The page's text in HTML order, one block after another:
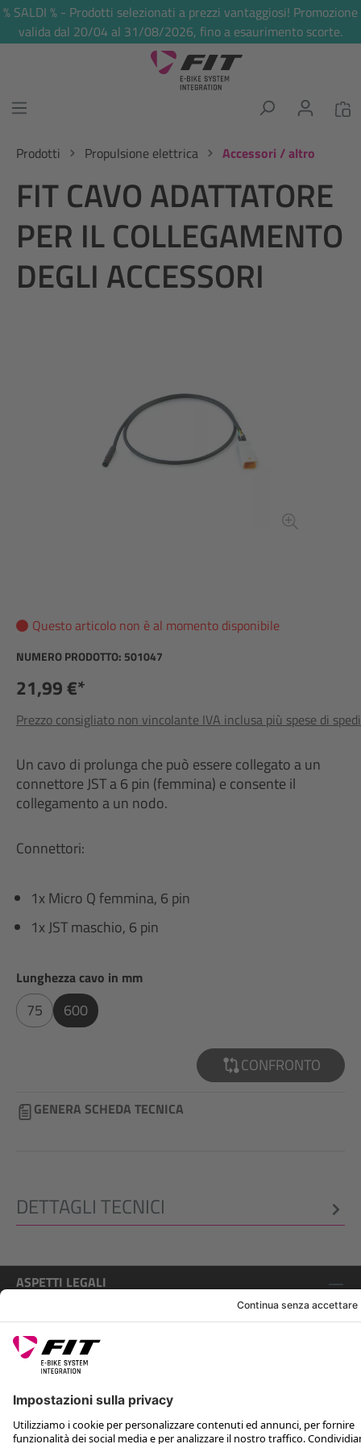
principale
% SALDI % - Prodotti selezionati a prezzi vantaggiosi! Promozione
valida dal 20/04 al 31/08/2026, fino a esaurimento scorte.
Prodotti Propulsione elettrica Accessori / altro
FIT CAVO ADATTATORE
PER IL COLLEGAMENTO
DEGLI ACCESSORI
Questo articolo non è al momento disponibile
NUMERO PRODOTTO: 501047
21,99 €*
Prezzo consigliato non vincolante IVA inclusa più spese di
Un cavo di prolunga che può essere collegato a un
connettore JST a 6 pin (femmina) e consente il
collegamento a un nodo.
Connettori:
1x Micro Q femmina, 6 pin
1x JST maschio, 6 pin
Seleziona
Lunghezza cavo in mm
75 600
CONFRONTO
GENERA SCHEDA TECNICA
DETTAGLI TECNICI
ASPETTI LEGALI
ASSISTENZA
SEGUICI SU